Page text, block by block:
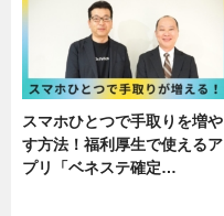
スマホひとつで手取りを増や
す方法！福利厚生で使えるア
プリ「ベネステ確定…